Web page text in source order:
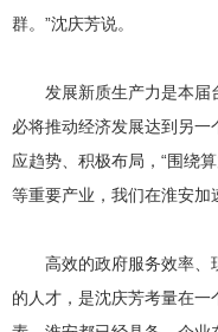
群。”沈庆芳说。
发展新质生产力是本届台
必将推动经济发展达到另一
应趋势、积极布局，“围绕
等重要产业，我们在淮安加
高效的政府服务效率、
的人才，是沈庆芳考量在一